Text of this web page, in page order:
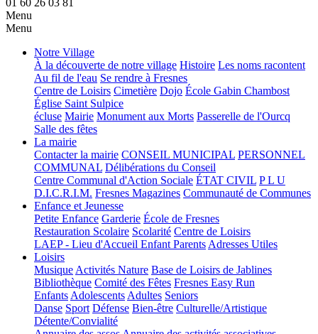
01 60 26 03 81
Menu
Menu
Notre Village
À la découverte de notre village Histoire Les noms racontent
Au fil de l'eau Se rendre à Fresnes
Centre de Loisirs Cimetière Dojo École Gabin Chambost
Église Saint Sulpice
écluse Mairie Monument aux Morts Passerelle de l'Ourcq
Salle des fêtes
La mairie
Contacter la mairie CONSEIL MUNICIPAL PERSONNEL
COMMUNAL Délibérations du Conseil
Centre Communal d'Action Sociale ÉTAT CIVIL P L U
D.I.C.R.I.M. Fresnes Magazines Communauté de Communes
Enfance et Jeunesse
Petite Enfance Garderie École de Fresnes
Restauration Scolaire Scolarité Centre de Loisirs
LAEP - Lieu d'Accueil Enfant ParentsAdresses Utiles
Loisirs
MusiqueActivités Nature Base de Loisirs de Jablines
Bibliothèque Comité des Fêtes Fresnes Easy Run
EnfantsAdolescentsAdultes Seniors
Danse Sport Défense Bien-être Culturelle/Artistique
Détente/Convialité